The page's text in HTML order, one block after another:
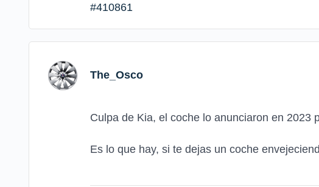
#410861
The_Osco
Culpa de Kia, el coche lo anunciaron en 2023
Es lo que hay, si te dejas un coche